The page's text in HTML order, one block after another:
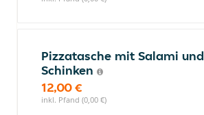
Pizzatasche mit Salami und
Schinken
12,00 €
inkl. Pfand (0,00 €)